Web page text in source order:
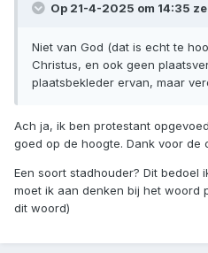
Op 21-4-2025 om 14:35
Niet van God (dat is echt te
Christus, en ook geen
plaatsbekleder ervan, maar
Ach ja, ik ben protestant
goed op de hoogte. Dank voor de
Een soort stadhouder? Dit bedoel
moet ik aan denken bij het woord
dit woord)